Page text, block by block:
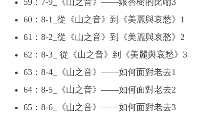
59：7-9_《山之音》——銀杏樹的比喻3
60：8-1_從《山之音》到《美麗與哀愁》1
61：8-2_從《山之音》到《美麗與哀愁》2
62：8-3_ 從《山之音》到《美麗與哀愁》3
63：8-4_《山之音》——如何面對老去1
64：8-5_《山之音》——如何面對老去2
65：8-6_《山之音》——如何面對老去3